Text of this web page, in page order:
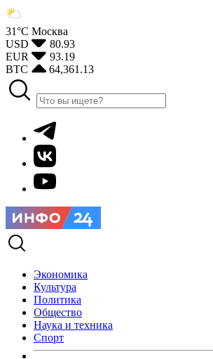
31°С Москва
USD
80.93
EUR
93.19
BTC
64,361.13
Экономика
Культура
Политика
Общество
Наука и техника
Спорт